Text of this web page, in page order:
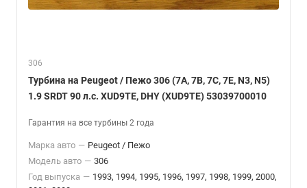
306
Турбина на Peugeot / Пежо 306 (7A, 7B, 7C, 7E, N3, N5)
1.9 SRDT 90 л.с. XUD9TE, DHY (XUD9TE) 53039700010
Гарантия на все турбины 2 года
Марка авто — Peugeot / Пежо
Модель авто — 306
Год выпуска — 1993, 1994, 1995, 1996, 1997, 1998, 1999, 2000,